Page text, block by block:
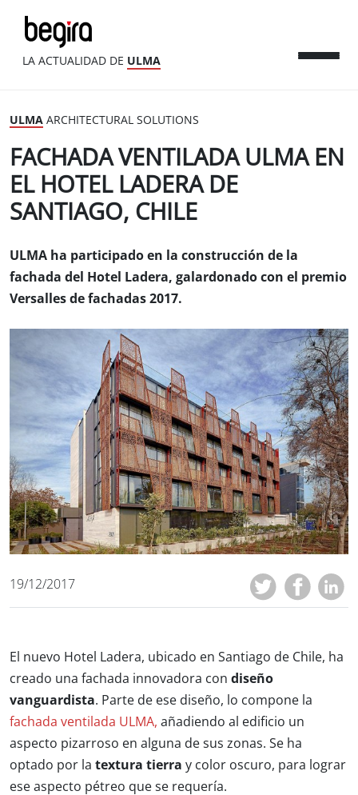
LA ACTUALIDAD DE ULMA
ULMA ARCHITECTURAL SOLUTIONS
FACHADA VENTILADA ULMA EN
EL HOTEL LADERA DE
SANTIAGO, CHILE
ULMA ha participado en la construcción de la
fachada del Hotel Ladera, galardonado con el premio
Versalles de fachadas 2017.
19/12/2017
El nuevo Hotel Ladera, ubicado en Santiago de Chile, ha
creado una fachada innovadora con diseño
vanguardista. Parte de ese diseño, lo compone la
fachada ventilada ULMA, añadiendo al edificio un
aspecto pizarroso en alguna de sus zonas. Se ha
optado por la textura tierra y color oscuro, para lograr
ese aspecto pétreo que se requería.